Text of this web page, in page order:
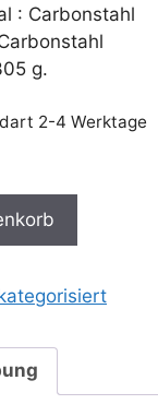
: Carbonstahl
g.
2-4 Werktage